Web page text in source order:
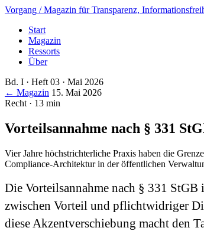
Vorgang / Magazin für Transparenz,
Start
Magazin
Ressorts
Über
Bd. I · Heft 03 · Mai 2026
← Magazin 15. Mai 2026
Recht · 13 min
Vorteilsannahme nach § 331
Vier Jahre höchstrichterliche Praxis haben die
Compliance-Architektur in der öffentlichen
Die Vorteilsannahme nach § 331
zwischen Vorteil und pflichtwidriger
diese Akzent­verschiebung macht den